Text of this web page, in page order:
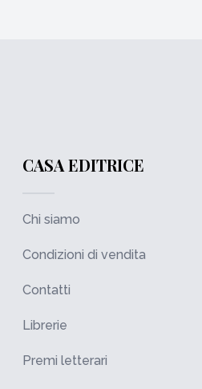
CASA EDITRICE
Chi siamo
Condizioni di vendita
Contatti
Librerie
Premi letterari